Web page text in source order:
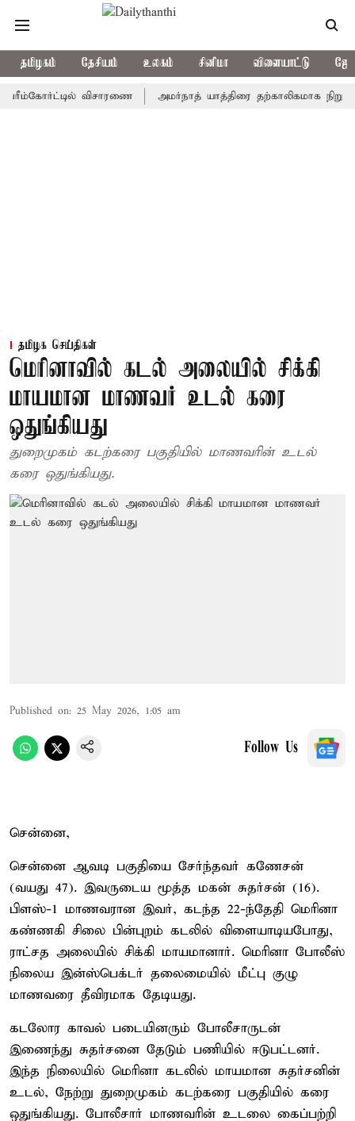
தமிழகம் தேசியம் உலகம் சினிமா விளையாட்டு
விசாரணை அமர்நாத் யாத்திரை தற்காலிகமாக நிறுத்தம்
தமிழக செய்திகள்
மெரினாவில் கடல் அலையில் சிக்கி
மாயமான மாணவர் உடல் கரை
ஒதுங்கியது
துறைமுகம் கடற்கரை பகுதியில் மாணவரின் உடல்
கரை ஒதுங்கியது.
Published on: 25 May 2026, 1:05 am
Follow Us
சென்னை,
சென்னை ஆவடி பகுதியை சேர்ந்தவர் கணேசன்
(வயது 47). இவருடைய மூத்த மகன் சுதர்சன் (16).
பிளஸ்-1 மாணவரான இவர், கடந்த 22-ந்தேதி மெரினா
கண்ணகி சிலை பின்புறம் கடலில் விளையாடியபோது,
ராட்சத அலையில் சிக்கி மாயமானார். மெரினா போலீஸ்
நிலைய இன்ஸ்பெக்டர் தலைமையில் மீட்பு குழு
மாணவரை தீவிரமாக தேடியது.
கடலோர காவல் படையினரும் போலீசாருடன்
இணைந்து சுதர்சனை தேடும் பணியில் ஈடுபட்டனர்.
இந்த நிலையில் மெரினா கடலில் மாயமான சுதர்சனின்
உடல், நேற்று துறைமுகம் கடற்கரை பகுதியில் கரை
ஒதுங்கியது. போலீசார் மாணவரின் உடலை கைப்பற்றி